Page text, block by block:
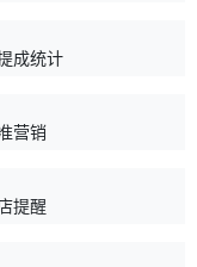
成统计
营销
提醒